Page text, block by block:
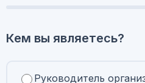
Кем вы являетесь?
Руководитель